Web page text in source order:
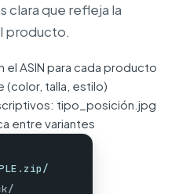
clara que refleja la
producto.
el ASIN para cada producto
(color, talla, estilo)
tipo_posición.jpg
entre variantes